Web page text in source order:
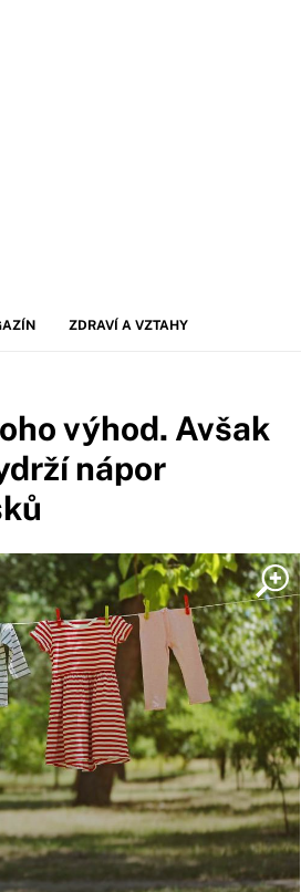
ZDRAVÍ A VZTAHY
výhod. Avšak
nápor